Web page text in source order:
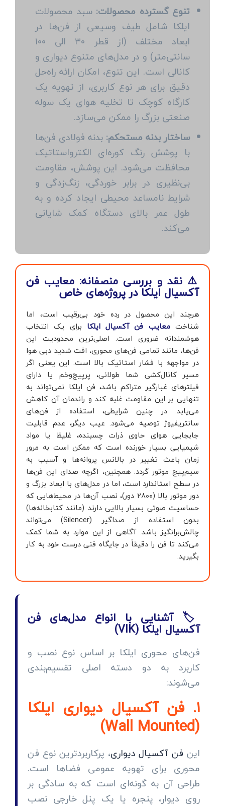
تنوع گسترده محصولات: سبد محصولات
ایلکا شامل طیف وسیعی از فن‌ها در
ابعاد مختلف (از قطر ۳۰ الی ۱۰۰
سانتی‌متر) و در مدل‌های متنوع دیواری و
کانالی است. این تنوع، امکان ارائه راه‌حل
دقیق برای هر نوع کاربری، از تهویه یک
کارگاه کوچک تا تخلیه هوای یک سوله
صنعتی بزرگ را ممکن می‌سازد.
ساختار بدنه مستحکم: بدنه فولادی فن‌ها
با پوشش رنگ کوره‌ای الکترواستاتیک
محافظت می‌شود. این پوشش، مقاومت
بی‌نظیری در برابر خوردگی، زنگ‌زدگی و
شرایط نامساعد محیطی ایجاد کرده و به
طول عمر بالای دستگاه کمک شایانی
می‌کند.
⚠️ نقد و بررسی منصفانه: معایب فن
آکسیال ایلکا در پروژه‌های خاص
هرچند این محصول در رده خود بی‌رقیب است، اما
شناختمعایب فن آکسیال ایلکا برای یک انتخاب
هوشمندانه ضروری است. اصلی‌ترین محدودیت این
فن‌ها، مانند تمامی فن‌های محوری، افت شدید دبی هوا
در مواجهه با فشار استاتیک بالا است. این یعنی اگر
مسیر کانال‌کشی شما طولانی، پرپیچ‌وخم یا دارای
فیلترهای غبارگیر متراکم باشد، فن ایلکا نمی‌تواند به
تنهایی بر این مقاومت غلبه کند و راندمان آن کاهش
می‌یابد. در چنین شرایطی، استفاده از فن‌های
سانتریفیوژ توصیه می‌شود. عیب دیگر، عدم قابلیت
جابجایی هوای حاوی ذرات چسبنده، غلیظ یا مواد
شیمیایی بسیار خورنده است که ممکن است به مرور
زمان باعث تغییر در بالانس پروانه‌ها و آسیب به
سیم‌پیچ موتور گردد. همچنین، اگرچه صدای این فن‌ها
در سطح استاندارد است، اما در مدل‌های با ابعاد بزرگ و
دور موتور بالا (۲۸۰۰ دور)، نصب آن‌ها در محیط‌هایی که
حساسیت صوتی بسیار بالایی دارند (مانند کتابخانه‌ها)
بدون استفاده از صداگیر (Silencer) می‌تواند
چالش‌برانگیز باشد. آگاهی از این موارد به شما کمک
می‌کند تا فن را دقیقاً در جایگاه فنی درست خود به کار
بگیرید.
🏷️ آشنایی با انواع مدل‌های فن
آکسیال ایلکا (VIK)
فن‌های محوری ایلکا بر اساس نوع نصب و
کاربرد به دو دسته اصلی تقسیم‌بندی
می‌شوند:
۱. فن آکسیال دیواری ایلکا
(Wall Mounted)
این فن آکسیال دیواری، پرکاربردترین نوع فن
محوری برای تهویه عمومی فضاها است.
طراحی آن به گونه‌ای است که به سادگی بر
روی دیوار، پنجره یا یک پنل خارجی نصب